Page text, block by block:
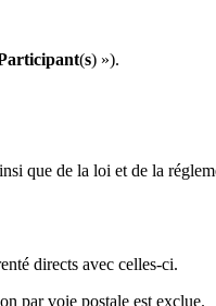
(s) »).
que de la loi et de la
directs avec celles-ci.
par voie postale est exclue.